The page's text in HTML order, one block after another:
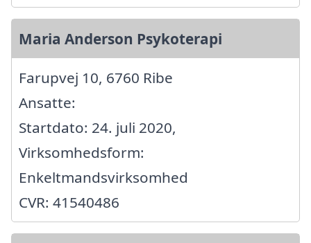
Maria Anderson Psykoterapi
Farupvej 10, 6760 Ribe
Ansatte:
Startdato: 24. juli 2020,
Virksomhedsform:
Enkeltmandsvirksomhed
CVR: 41540486